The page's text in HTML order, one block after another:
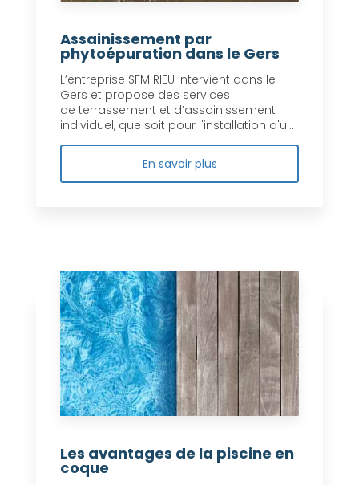
Assainissement par
phytoépuration dans le Gers
L’entreprise SFM RIEU intervient dans le
Gers et propose des services
de terrassement et d’assainissement
individuel, que soit pour l'installation d'u...
En savoir plus
Les avantages de la piscine en
coque